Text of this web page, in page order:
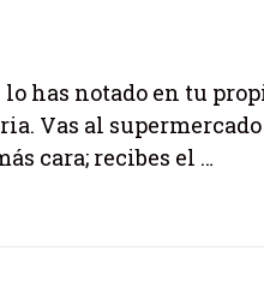
has notado en tu
Vas al
cara; recibes el …